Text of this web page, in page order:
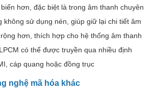
hơn, đặc biệt là trong âm thanh chuyên
không sử dụng nén, giúp giữ lại chi tiết âm
hơn, thích hợp cho hệ thống âm thanh
có thể được truyền qua nhiều định
cáp quang hoặc đồng trục​
nghệ mã hóa khác